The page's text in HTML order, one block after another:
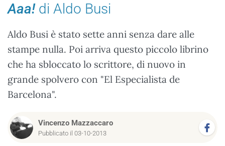
Aaa!di Aldo Busi
Aldo Busi è stato sette anni senza dare alle
stampe nulla. Poi arriva questo piccolo librino
che ha sbloccato lo scrittore, di nuovo in
grande spolvero con "El Especialista de
Barcelona".
Vincenzo Mazzaccaro
Pubblicato il 03-10-2013